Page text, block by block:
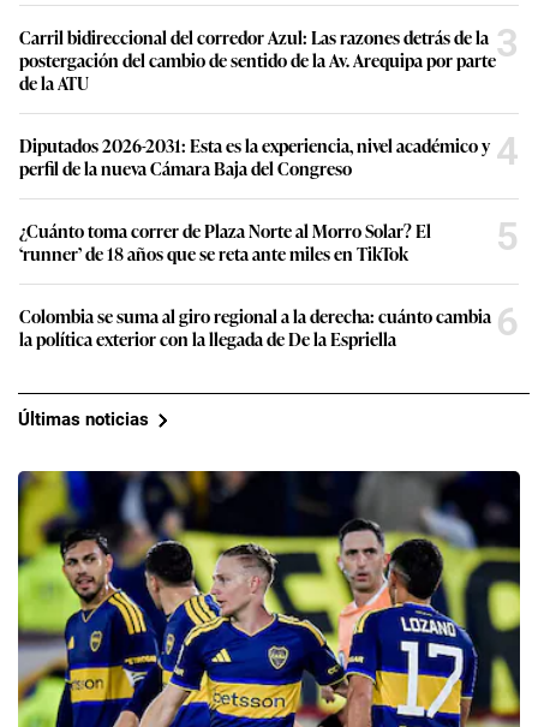
Carril bidireccional del corredor Azul: Las razones detrás de la
postergación del cambio de sentido de la Av. Arequipa por parte
de la ATU
3
Diputados 2026-2031: Esta es la experiencia, nivel académico y
perfil de la nueva Cámara Baja del Congreso
4
¿Cuánto toma correr de Plaza Norte al Morro Solar? El
‘runner’ de 18 años que se reta ante miles en TikTok
5
Colombia se suma al giro regional a la derecha: cuánto cambia
la política exterior con la llegada de De la Espriella
6
Últimas noticias